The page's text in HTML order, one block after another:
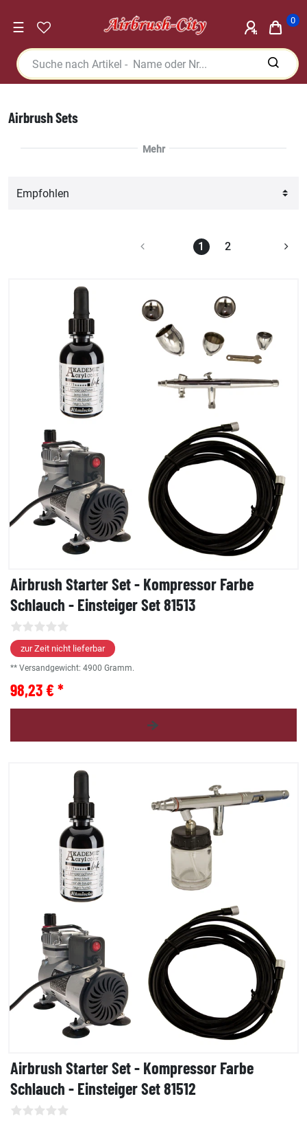
☰ 0
Airbrush Sets
1 2
Airbrush Starter Set - Kompressor Farbe
Schlauch - Einsteiger Set 81513
zur Zeit nicht lieferbar
** Versandgewicht: 4900 Gramm.
98,23 € *
Airbrush Starter Set - Kompressor Farbe
Schlauch - Einsteiger Set 81512